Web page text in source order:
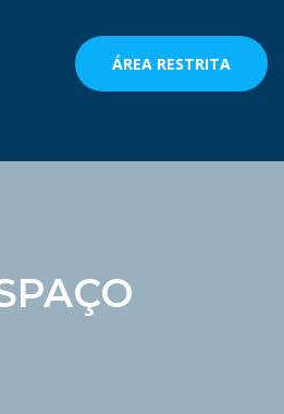
ÁREA RESTRITA